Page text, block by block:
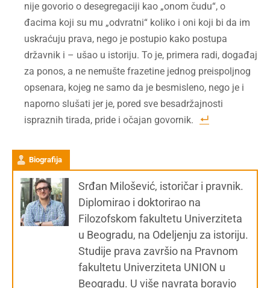
nije govorio o desegregaciji kao „onom čudu“, o
đacima koji su mu „odvratni“ koliko i oni koji bi da im
uskraćuju prava, nego je postupio kako postupa
državnik i – ušao u istoriju. To je, primera radi, događaj
za ponos, a ne nemušte frazetine jednog preispoljnog
opsenara, kojeg ne samo da je besmisleno, nego je i
naporno slušati jer je, pored sve besadržajnosti
ispraznih tirada, pride i očajan govornik.
Biografija
Srđan Milošević, istoričar i pravnik.
Diplomirao i doktorirao na
Filozofskom fakultetu Univerziteta
u Beogradu, na Odeljenju za istoriju.
Studije prava završio na Pravnom
fakultetu Univerziteta UNION u
Beogradu. U više navrata boravio